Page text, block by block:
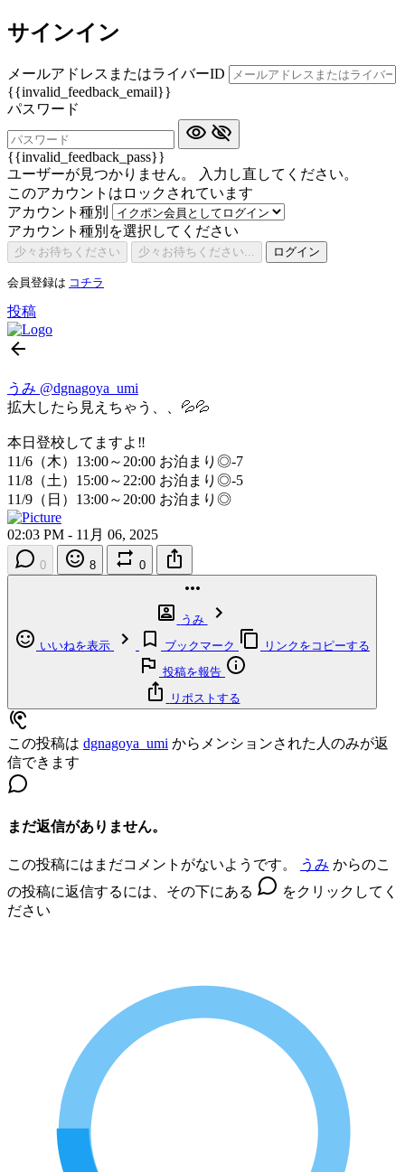
サインイン
メールアドレスまたはライバーID
{{invalid_feedback_email}}
パスワード
{{invalid_feedback_pass}}
ユーザーが見つかりません。 入力し直してください。
このアカウントはロックされています
アカウント種別
アカウント種別を選択してください
少々お待ちください 少々お待ちください... ログイン
会員登録は コチラ
投稿
うみ @dgnagoya_umi
拡大したら見えちゃう、、💦💦
本日登校してますよ‼️
11/6（木）13:00～20:00 お泊まり◎-7
11/8（土）15:00～22:00 お泊まり◎-5
11/9（日）13:00～20:00 お泊まり◎
02:03 PM - 11月 06, 2025
0 8 0
うみ
いいねを表示
ブックマーク
リンクをコピーする
投稿を報告
リポストする
この投稿は dgnagoya_umi からメンションされた人のみが返
信できます
まだ返信がありません。
この投稿にはまだコメントがないようです。 うみ からのこ
の投稿に返信するには、その下にある
をクリックしてく
ださい